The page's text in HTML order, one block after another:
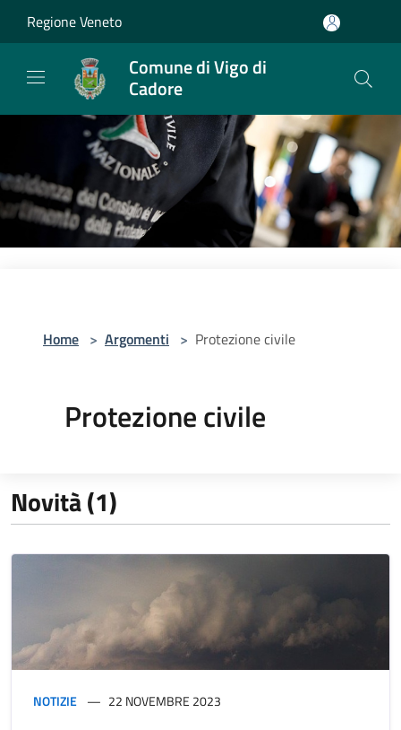
Regione Veneto
Comune di Vigo di
Cadore
Home > Argomenti > Protezione civile
Protezione civile
Novità (1)
NOTIZIE 22 NOVEMBRE 2023